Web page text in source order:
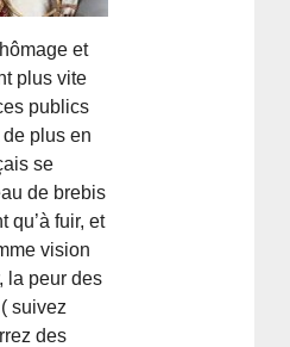
et
plus vite
publics
plus en
se
de brebis
qu’à fuir, et
vision
la peur des
suivez
des